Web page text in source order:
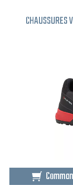
CHAUSSURES